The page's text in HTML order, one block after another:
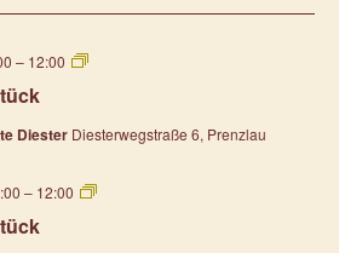
– 12:00 Frauenfrühstück
Diester Diesterwegstraße 6, Prenzlau
– 12:00 Frauenfrühstück